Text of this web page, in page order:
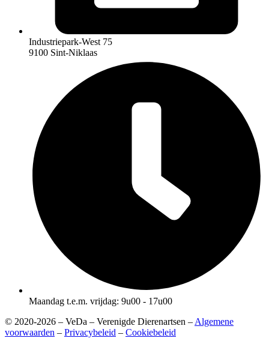
Industriepark-West 75
9100 Sint-Niklaas
Maandag t.e.m. vrijdag: 9u00 - 17u00
© 2020-2026 – VeDa – Verenigde Dierenartsen – Algemene
voorwaarden – Privacybeleid – Cookiebeleid